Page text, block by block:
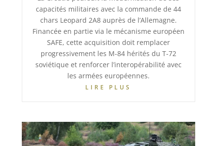
capacités militaires avec la commande de 44
chars Leopard 2A8 auprès de l’Allemagne.
Financée en partie via le mécanisme européen
SAFE, cette acquisition doit remplacer
progressivement les M-84 hérités du T-72
soviétique et renforcer l’interopérabilité avec
les armées européennes.
LIRE PLUS